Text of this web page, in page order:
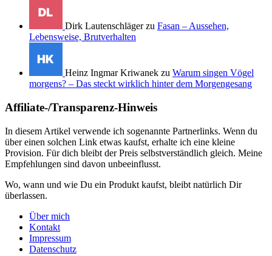
Dirk Lautenschläger zu Fasan – Aussehen,
Lebensweise, Brutverhalten
Heinz Ingmar Kriwanek zu Warum singen Vögel
morgens? – Das steckt wirklich hinter dem Morgengesang
Affiliate-/Transparenz-Hinweis
In diesem Artikel verwende ich sogenannte Partnerlinks. Wenn du
über einen solchen Link etwas kaufst, erhalte ich eine kleine
Provision. Für dich bleibt der Preis selbstverständlich gleich. Meine
Empfehlungen sind davon unbeeinflusst.
Wo, wann und wie Du ein Produkt kaufst, bleibt natürlich Dir
überlassen.
Über mich
Kontakt
Impressum
Datenschutz